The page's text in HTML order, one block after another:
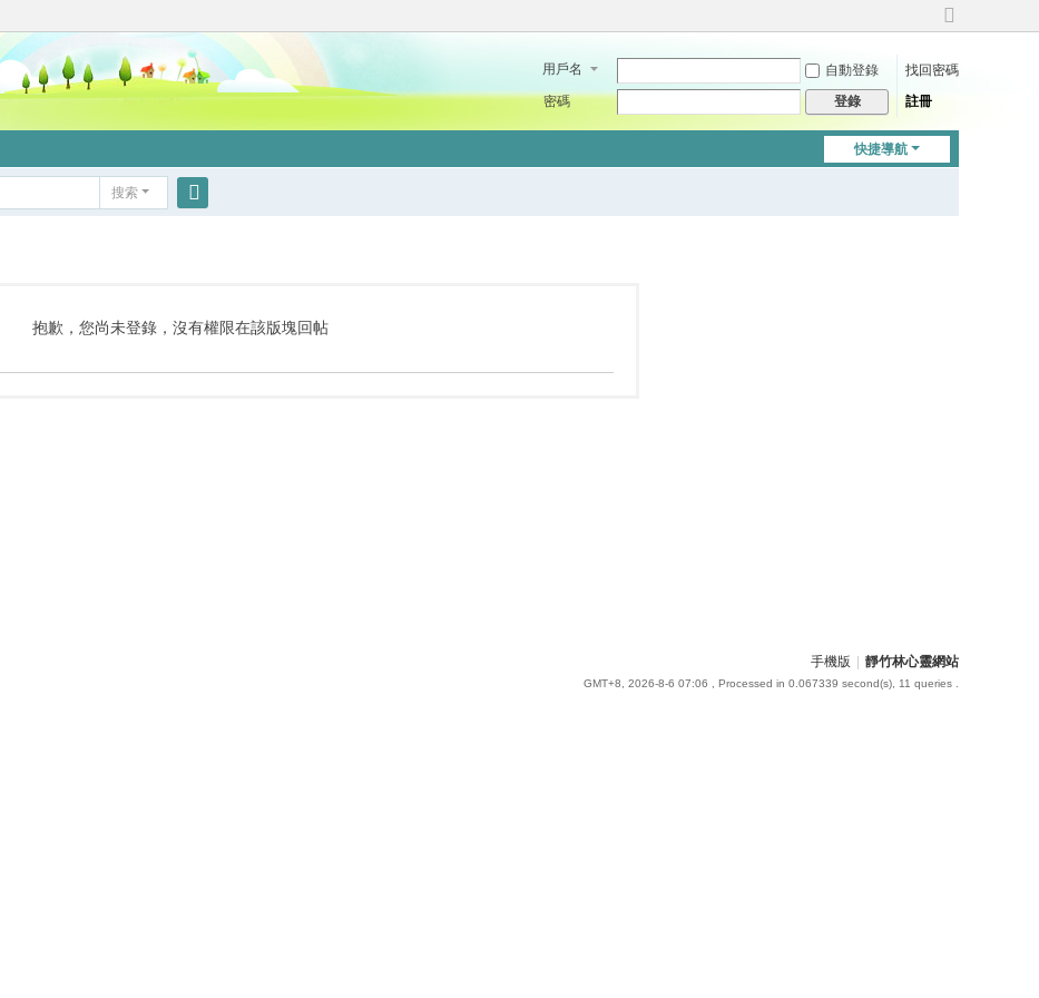
切
到
用戶名 自動登錄
找回密碼
密碼
登錄 註冊
快捷導航
搜索
抱歉，您尚未登錄，沒有權限在該版塊回帖
手機版 靜竹林心靈網站
GMT+8, 2026-8-6 07:06 , Processed in 0.067339 second(s), 11 queries .